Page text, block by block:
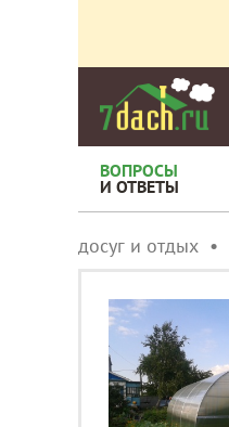
ВОПРОСЫ
И ОТВЕТЫ
досуг и отдых